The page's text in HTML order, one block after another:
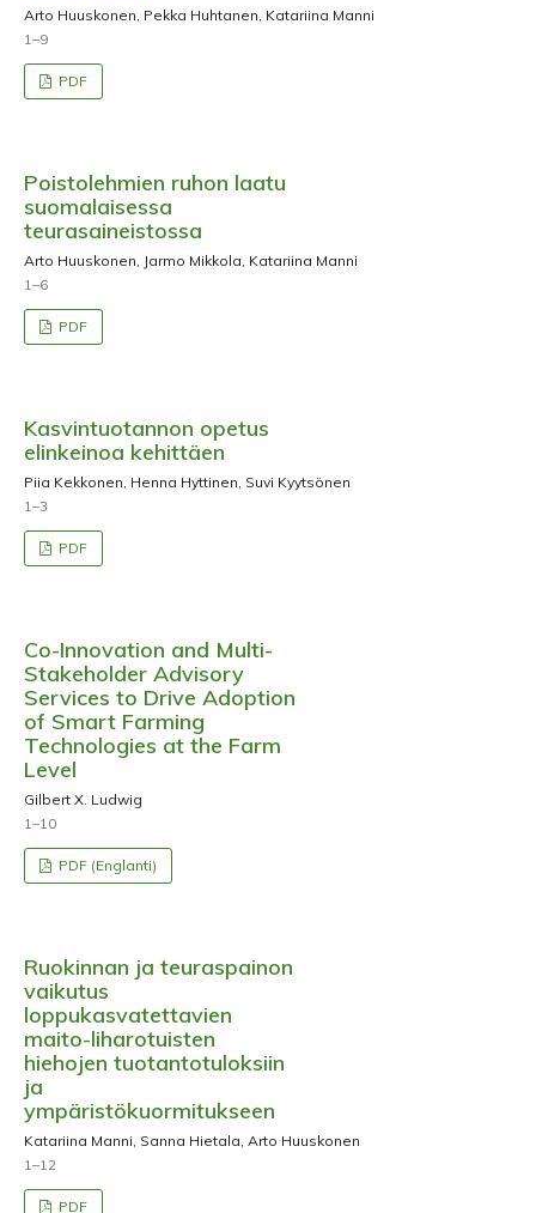
Arto Huuskonen, Pekka Huhtanen, Katariina Manni
1–9
PDF
Poistolehmien ruhon laatu
suomalaisessa
teurasaineistossa
Arto Huuskonen, Jarmo Mikkola, Katariina Manni
1–6
PDF
Kasvintuotannon opetus
elinkeinoa kehittäen
Piia Kekkonen, Henna Hyttinen, Suvi Kyytsönen
1–3
PDF
Co-Innovation and Multi-
Stakeholder Advisory
Services to Drive Adoption
of Smart Farming
Technologies at the Farm
Level
Gilbert X. Ludwig
1–10
PDF (Englanti)
Ruokinnan ja teuraspainon
vaikutus
loppukasvatettavien
maito-liharotuisten
hiehojen tuotantotuloksiin
ja
ympäristökuormitukseen
Katariina Manni, Sanna Hietala, Arto Huuskonen
1–12
PDF